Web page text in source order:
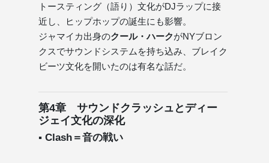
トースティング（語り）文化がDJラップに接
近し、ヒップホップの誕生にも影響。
ジャマイカ出身のクール・ハークがNYブロン
クスでサウンドシステムを持ち込み、ブレイク
ビーツ文化を開いたのは有名な話だ。
第4章 サウンドクラッシュとディー
ジェイ文化の深化
▪ Clash＝音の戦い